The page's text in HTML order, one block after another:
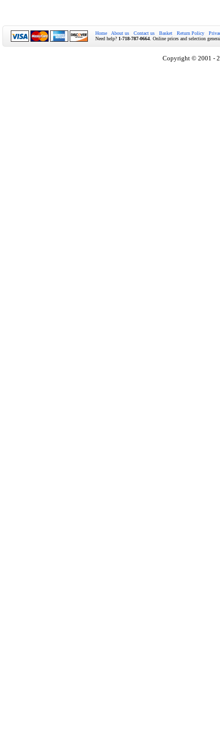
Home About us Contact us Basket Return Policy
Need help? 1-718-787-0664 . Online prices and selection
Copyright © 2001 -